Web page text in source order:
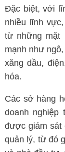
Đặc biệt, với
nhiều lĩnh
từ những mặt
mạnh như
xăng dầu,
hóa.
Các sở hàng
doanh nghiệp
được giám sát
quản lý, từ đó